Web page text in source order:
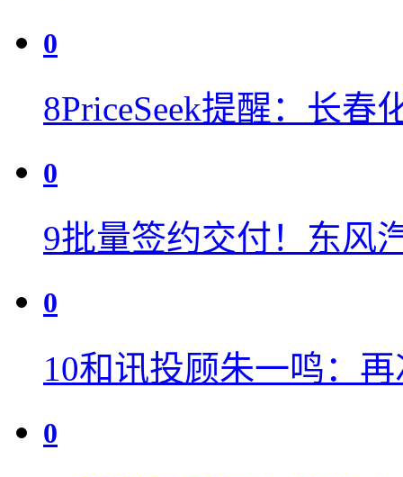
0
8PriceSeek提醒：长春
0
9批量签约交付！东风
0
10和讯投顾朱一鸣：
0